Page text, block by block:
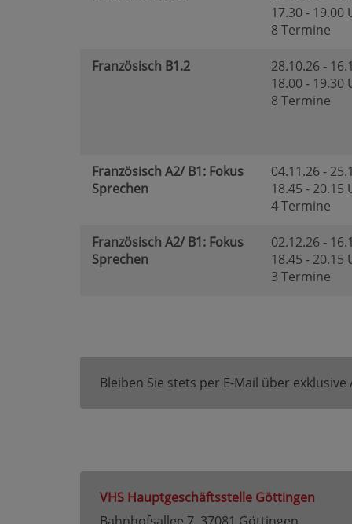
17.30 - 19.00
8 Termine
Französisch B1.2
28.10.26 -
18.00 - 19.30
8 Termine
Französisch A2/ B1: Fokus
Sprechen
04.11.26 -
18.45 - 20.15
4 Termine
Französisch A2/ B1: Fokus
Sprechen
02.12.26 -
18.45 - 20.15
3 Termine
Bleiben Sie stets per E-Mail über
VHS Hauptgeschäftsstelle Göttingen